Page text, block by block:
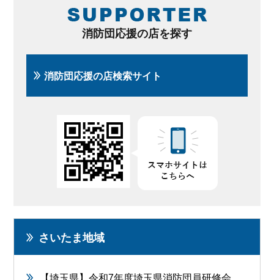
消防団応援の店を探す
消防団応援の店検索サイト
さいたま地域
【埼玉県】令和7年度埼玉県消防団員研修会